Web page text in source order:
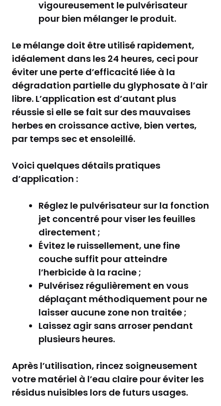
vigoureusement le pulvérisateur
pour bien mélanger le produit.
Le mélange doit être utilisé rapidement,
idéalement dans les 24 heures, ceci pour
éviter une perte d’efficacité liée à la
dégradation partielle du glyphosate à l’air
libre. L’application est d’autant plus
réussie si elle se fait sur des mauvaises
herbes en croissance active, bien vertes,
par temps sec et ensoleillé.
Voici quelques détails pratiques
d’application :
Réglez le pulvérisateur sur la fonction
jet concentré pour viser les feuilles
directement ;
Évitez le ruissellement, une fine
couche suffit pour atteindre
l’herbicide à la racine ;
Pulvérisez régulièrement en vous
déplaçant méthodiquement pour ne
laisser aucune zone non traitée ;
Laissez agir sans arroser pendant
plusieurs heures.
Après l’utilisation, rincez soigneusement
votre matériel à l’eau claire pour éviter les
résidus nuisibles lors de futurs usages.